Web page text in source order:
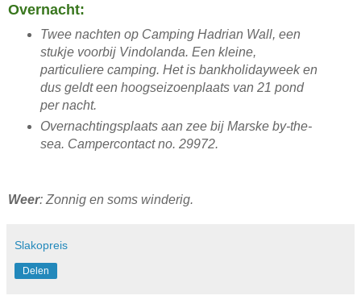
Overnacht:
Twee nachten op Camping Hadrian Wall, een
stukje voorbij Vindolanda. Een kleine,
particuliere camping. Het is bankholidayweek en
dus geldt een hoogseizoenplaats van 21 pond
per nacht.
Overnachtingsplaats aan zee bij Marske by-the-
sea. Campercontact no. 29972.
Weer: Zonnig en soms winderig.
Slakopreis
Delen